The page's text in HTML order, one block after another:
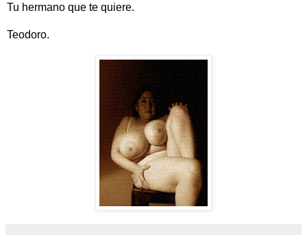
Tu hermano que te quiere.
Teodoro.